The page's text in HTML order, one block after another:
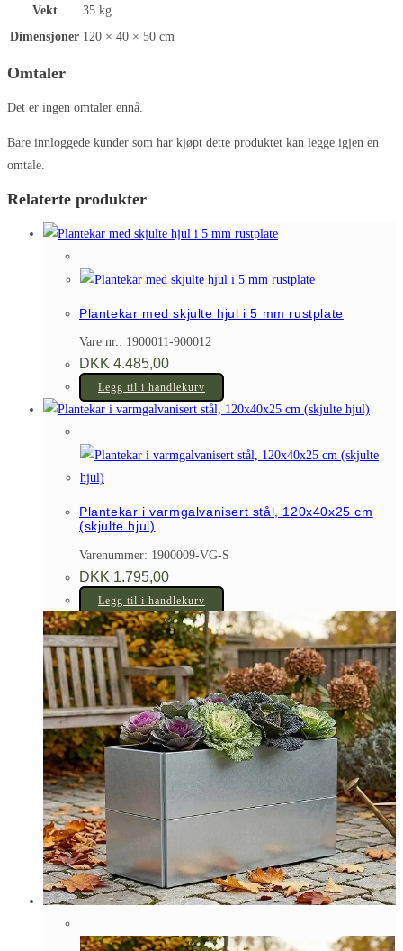
Vekt
35 kg
Dimensjoner 120 × 40 × 50 cm
Omtaler
Det er ingen omtaler ennå.
Bare innloggede kunder som har kjøpt dette produktet kan legge igjen en
omtale.
Relaterte produkter
Plantekar med skjulte hjul i 5 mm rustplate
Vare nr.: 1900011-900012
DKK 4.485,00
Legg til i handlekurv
Plantekar i varmgalvanisert stål, 120x40x25 cm
(skjulte hjul)
Varenummer: 1900009-VG-S
DKK 1.795,00
Legg til i handlekurv